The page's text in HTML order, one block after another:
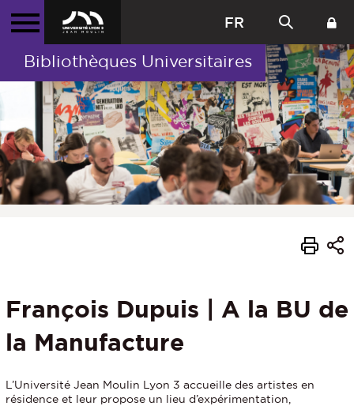
FR
Bibliothèques Universitaires
François Dupuis | A la BU de
la Manufacture
L’Université Jean Moulin Lyon 3 accueille des artistes en
résidence et leur propose un lieu d’expérimentation,